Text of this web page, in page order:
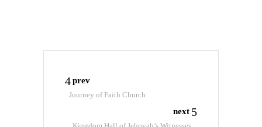
prev
Journey of Faith Church
next